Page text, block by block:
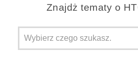
Znajdż tematy o